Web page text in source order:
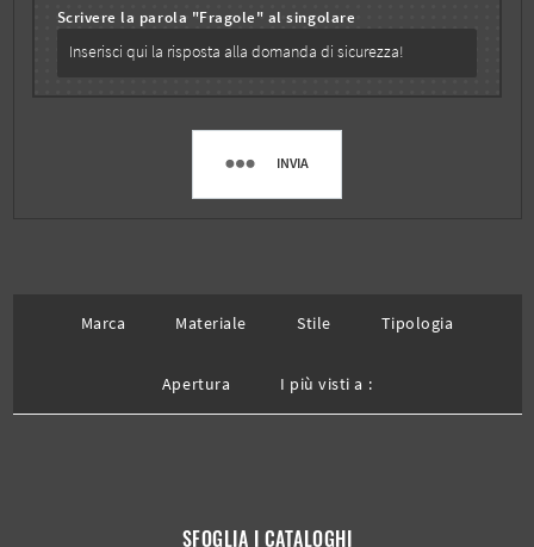
Scrivere la parola "Fragole" al singolare
INVIA
Marca Materiale Stile Tipologia
Apertura I più visti a :
SFOGLIA I CATALOGHI